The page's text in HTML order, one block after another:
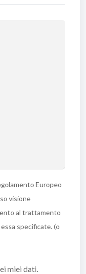
Europeo
visione
al trattamento
specificate. (o
miei dati.